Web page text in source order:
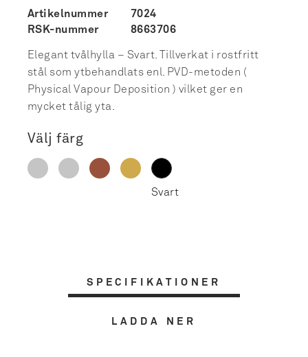
Artikelnummer
7024
RSK-nummer
8663706
Elegant tvålhylla – Svart. Tillverkat i rostfritt
stål som ytbehandlats enl. PVD-metoden (
Physical Vapour Deposition ) vilket ger en
mycket tålig yta.
Välj färg
SPECIFIKATIONER
LADDA NER